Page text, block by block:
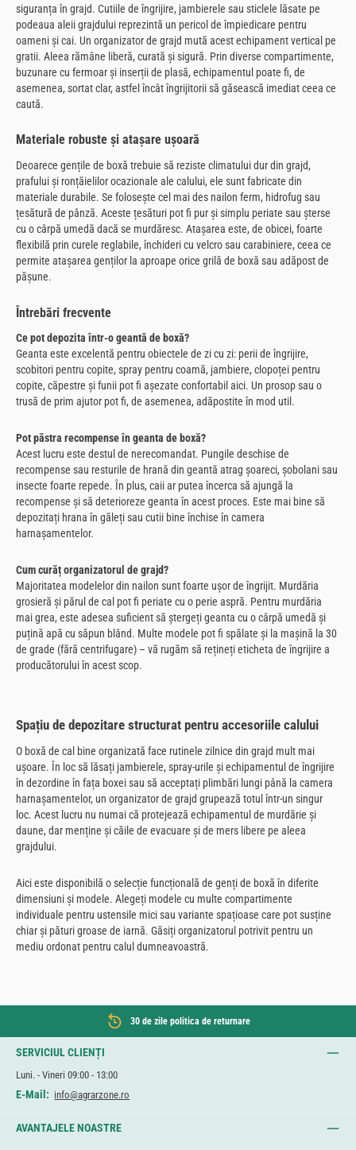
siguranța în grajd. Cutiile de îngrijire, jambierele sau sticlele lăsate pe
podeaua aleii grajdului reprezintă un pericol de împiedicare pentru
oameni și cai. Un organizator de grajd mută acest echipament vertical pe
gratii. Aleea rămâne liberă, curată și sigură. Prin diverse compartimente,
buzunare cu fermoar și inserții de plasă, echipamentul poate fi, de
asemenea, sortat clar, astfel încât îngrijitorii să găsească imediat ceea ce
caută.
Materiale robuste și atașare ușoară
Deoarece gențile de boxă trebuie să reziste climatului dur din grajd,
prafului și ronțăielilor ocazionale ale calului, ele sunt fabricate din
materiale durabile. Se folosește cel mai des nailon ferm, hidrofug sau
țesătură de pânză. Aceste țesături pot fi pur și simplu periate sau șterse
cu o cârpă umedă dacă se murdăresc. Atașarea este, de obicei, foarte
flexibilă prin curele reglabile, închideri cu velcro sau carabiniere, ceea ce
permite atașarea genților la aproape orice grilă de boxă sau adăpost de
pășune.
Întrebări frecvente
Ce pot depozita într-o geantă de boxă?
Geanta este excelentă pentru obiectele de zi cu zi: perii de îngrijire,
scobitori pentru copite, spray pentru coamă, jambiere, clopoței pentru
copite, căpestre și funii pot fi așezate confortabil aici. Un prosop sau o
trusă de prim ajutor pot fi, de asemenea, adăpostite în mod util.
Pot păstra recompense în geanta de boxă?
Acest lucru este destul de nerecomandat. Pungile deschise de
recompense sau resturile de hrană din geantă atrag șoareci, șobolani sau
insecte foarte repede. În plus, caii ar putea încerca să ajungă la
recompense și să deterioreze geanta în acest proces. Este mai bine să
depozitați hrana în găleți sau cutii bine închise în camera
harnașamentelor.
Cum curăț organizatorul de grajd?
Majoritatea modelelor din nailon sunt foarte ușor de îngrijit. Murdăria
grosieră și părul de cal pot fi periate cu o perie aspră. Pentru murdăria
mai grea, este adesea suficient să ștergeți geanta cu o cârpă umedă și
puțină apă cu săpun blând. Multe modele pot fi spălate și la mașină la 30
de grade (fără centrifugare) – vă rugăm să rețineți eticheta de îngrijire a
producătorului în acest scop.
Spațiu de depozitare structurat pentru accesoriile calului
O boxă de cal bine organizată face rutinele zilnice din grajd mult mai
ușoare. În loc să lăsați jambierele, spray-urile și echipamentul de îngrijire
în dezordine în fața boxei sau să acceptați plimbări lungi până la camera
harnașamentelor, un organizator de grajd grupează totul într-un singur
loc. Acest lucru nu numai că protejează echipamentul de murdărie și
daune, dar menține și căile de evacuare și de mers libere pe aleea
grajdului.
Aici este disponibilă o selecție funcțională de genți de boxă în diferite
dimensiuni și modele. Alegeți modele cu multe compartimente
individuale pentru ustensile mici sau variante spațioase care pot susține
chiar și pături groase de iarnă. Găsiți organizatorul potrivit pentru un
mediu ordonat pentru calul dumneavoastră.
30 de zile politica de returnare
SERVICIUL CLIENȚI
Luni. - Vineri 09:00 - 13:00
E-Mail: info@agrarzone.ro
AVANTAJELE NOASTRE